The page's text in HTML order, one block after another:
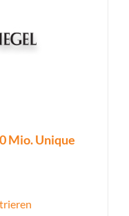
Mio. Unique